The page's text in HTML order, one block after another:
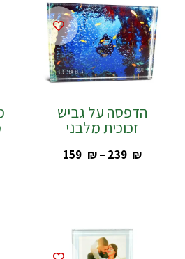
הדפסה על גביש
זכוכית מלבני
‎159 ₪ – ‎239 ₪